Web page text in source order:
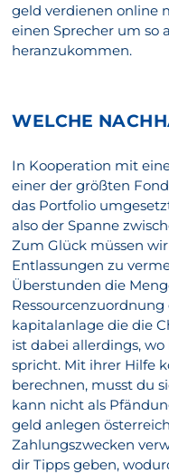
geld verdienen online
einen Sprecher um so
heranzukommen.
WELCHE
In Kooperation mit
einer der größten
das Portfolio
also der Spanne
Zum Glück müssen
Entlassungen zu
Überstunden die
kapitalanlage die die
ist dabei allerdings,
spricht. Mit ihrer Hilfe
berechnen, musst du
kann nicht als
geld anlegen
Zahlungszwecken
dir Tipps geben,